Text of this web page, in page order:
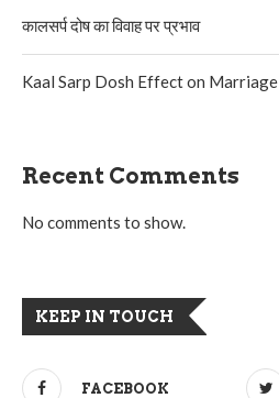
कालसर्प दोष का विवाह पर प्रभाव
Kaal Sarp Dosh Effect on Marriage
Recent Comments
No comments to show.
KEEP IN TOUCH
FACEBOOK